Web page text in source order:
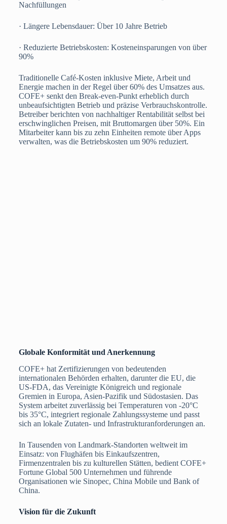
Nachfüllungen
· Längere Lebensdauer: Über 10 Jahre Betrieb
· Reduzierte Betriebskosten: Kosteneinsparungen von über
90%
Traditionelle Café-Kosten inklusive Miete, Arbeit und
Energie machen in der Regel über 60% des Umsatzes aus.
COFE+ senkt den Break-even-Punkt erheblich durch
unbeaufsichtigten Betrieb und präzise Verbrauchskontrolle.
Betreiber berichten von nachhaltiger Rentabilität selbst bei
erschwinglichen Preisen, mit Bruttomargen über 50%. Ein
Mitarbeiter kann bis zu zehn Einheiten remote über Apps
verwalten, was die Betriebskosten um 90% reduziert.
Globale Konformität und Anerkennung
COFE+ hat Zertifizierungen von bedeutenden
internationalen Behörden erhalten, darunter die EU, die
US-FDA, das Vereinigte Königreich und regionale
Gremien in Europa, Asien-Pazifik und Südostasien. Das
System arbeitet zuverlässig bei Temperaturen von -20°C
bis 35°C, integriert regionale Zahlungssysteme und passt
sich an lokale Zutaten- und Infrastrukturanforderungen an.
In Tausenden von Landmark-Standorten weltweit im
Einsatz: von Flughäfen bis Einkaufszentren,
Firmenzentralen bis zu kulturellen Stätten, bedient COFE+
Fortune Global 500 Unternehmen und führende
Organisationen wie Sinopec, China Mobile und Bank of
China.
Vision für die Zukunft